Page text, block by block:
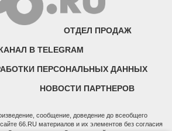
ОТДЕЛ ПРОДАЖ
В TELEGRAM
ПЕРСОНАЛЬНЫХ ДАННЫХ
НОВОСТИ ПАРТНЕРОВ
сообщение, доведение до всеобщего
66.RU материалов и их элементов без согласия